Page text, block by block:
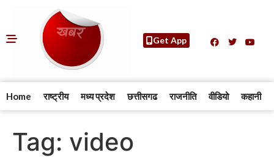
Get App
Home राष्ट्रीय मध्य प्रदेश छत्तीसगढ राजनीति वीडियो कहानी
Tag: video